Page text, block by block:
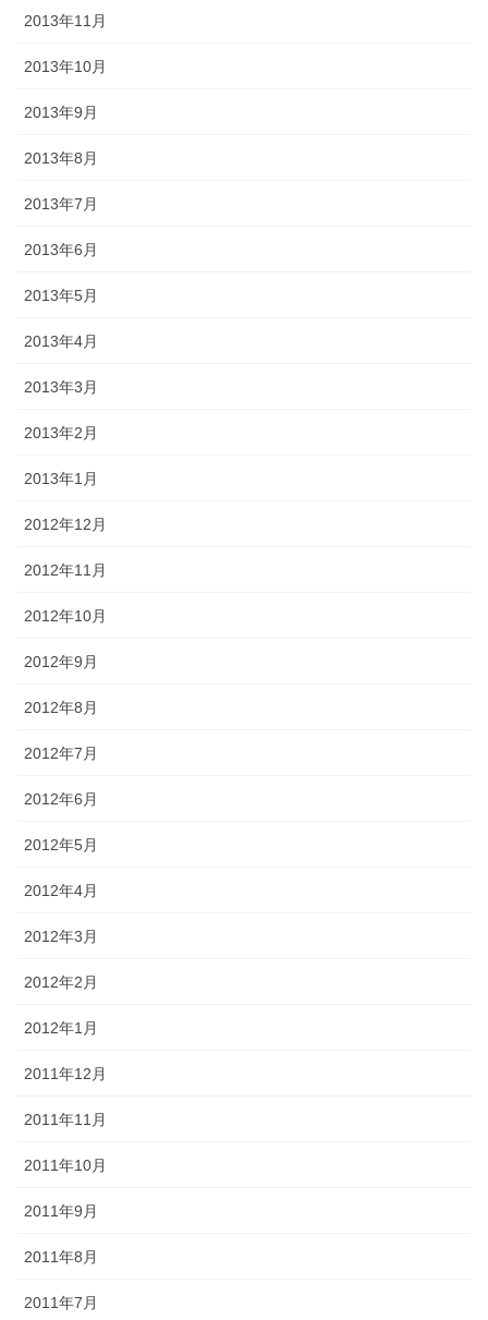
2013年11月
2013年10月
2013年9月
2013年8月
2013年7月
2013年6月
2013年5月
2013年4月
2013年3月
2013年2月
2013年1月
2012年12月
2012年11月
2012年10月
2012年9月
2012年8月
2012年7月
2012年6月
2012年5月
2012年4月
2012年3月
2012年2月
2012年1月
2011年12月
2011年11月
2011年10月
2011年9月
2011年8月
2011年7月